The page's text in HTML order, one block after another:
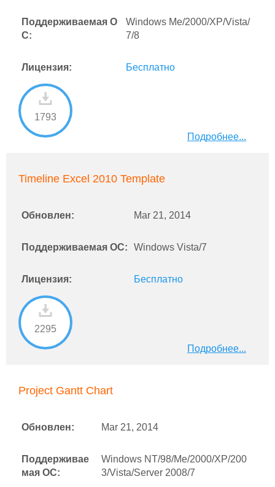
Поддерживаемая О
С:
Windows Me/2000/XP/Vista/
7/8
Лицензия: Бесплатно
1793
Подробнее...
Timeline Excel 2010 Template
Обновлен: Mar 21, 2014
Поддерживаемая ОС: Windows Vista/7
Лицензия: Бесплатно
2295
Подробнее...
Project Gantt Chart
Обновлен: Mar 21, 2014
Поддерживае
мая ОС:
Windows NT/98/Me/2000/XP/200
3/Vista/Server 2008/7